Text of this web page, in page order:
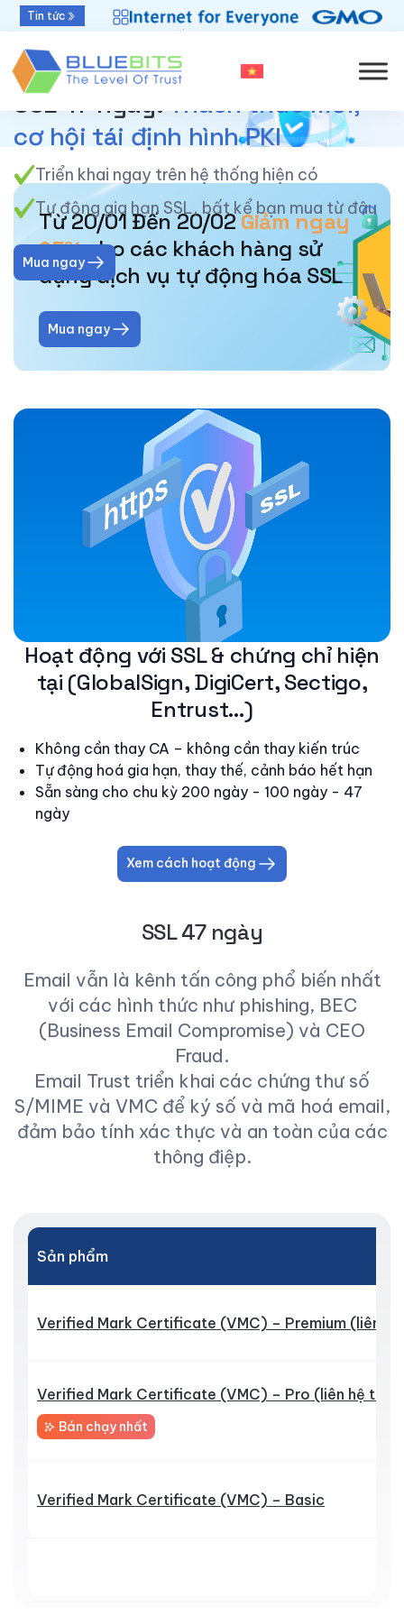
Tin tức
Bluebits được GlobalSign vinh danh “Top Sales
2025” khu vực APAC
Khởi đầu mới - Thời hạn chứng thư số 47 ngày
SSL 47 ngày:Thách thức mới,
cơ hội tái định hình PKI
Triển khai ngay trên hệ thống hiện có
Tự động gia hạn SSL, bất kể bạn mua từ đâu
Mua ngay
Từ 20/01 Đến 20/02Giảm ngay
25%cho các khách hàng sử
dụng dịch vụ tự động hóa SSL
Mua ngay
Hoạt động với SSL & chứng chỉ hiện
tại (GlobalSign, DigiCert, Sectigo,
Entrust…)
Không cần thay CA – không cần thay kiến trúc
Tự động hoá gia hạn, thay thế, cảnh báo hết hạn
Sẵn sàng cho chu kỳ 200 ngày - 100 ngày - 47
ngày
Xem cách hoạt động
SSL 47 ngày
Email vẫn là kênh tấn công phổ biến nhất
với các hình thức như phishing, BEC
(Business Email Compromise) và CEO
Fraud.
Email Trust triển khai các chứng thư số
S/MIME và VMC để ký số và mã hoá email,
đảm bảo tính xác thực và an toàn của các
thông điệp.
Sản phẩm
Verified Mark Certificate (VMC) – Premium (liên
Verified Mark Certificate (VMC) – Pro (liên hệ tư
Bán chạy nhất
Verified Mark Certificate (VMC) – Basic